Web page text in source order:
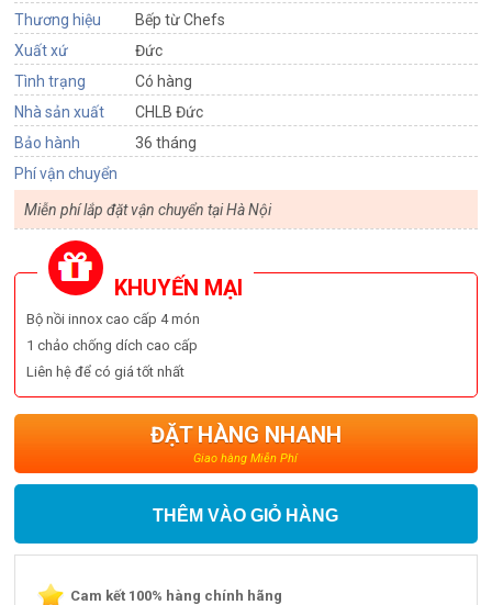
Thương hiệu
Bếp từ Chefs
Xuất xứ
Đức
Tình trạng
Có hàng
Nhà sản xuất
CHLB Đức
Bảo hành
36 tháng
Phí vận chuyển
Miễn phí lắp đặt vận chuyển tại Hà Nội
KHUYẾN MẠI
Bộ nồi innox cao cấp 4 món
1 chảo chống dích cao cấp
Liên hệ để có giá tốt nhất
ĐẶT HÀNG NHANH
Giao hàng Miễn Phí
THÊM VÀO GIỎ HÀNG
Cam kết 100% hàng chính hãng